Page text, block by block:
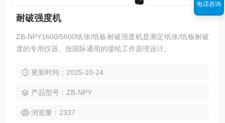
耐破强度机
ZB-NPY1600/5600纸张/纸板耐破强度机是测定纸张/纸板耐破
度的专用仪器。按国际通用的缪纶工作原理设计。
更新时间：2025-10-24
产品型号：ZB-NPY
浏览量：2337
电话咨询